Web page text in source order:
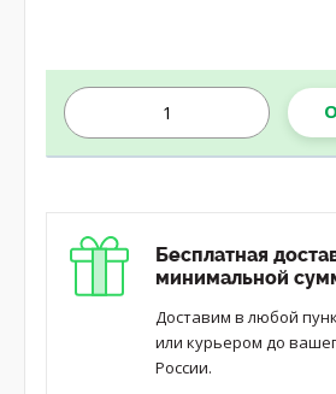
Бесплатная
минимальной
Доставим в любой
или курьером до
России.